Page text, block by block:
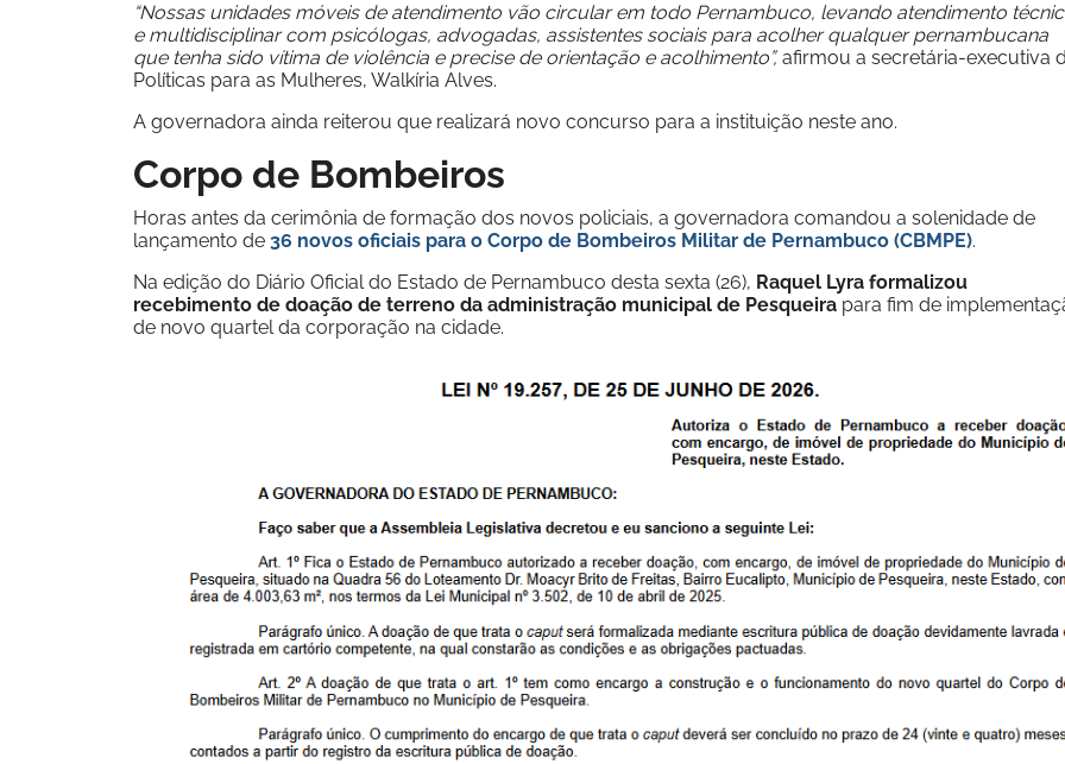
“Nossas unidades móveis de atendimento vão circular em todo Pernambuco, levando atendimento
e multidisciplinar com psicólogas, advogadas, assistentes sociais para acolher qualquer pernambucana
que tenha sido vítima de violência e precise de orientação e acolhimento”, afirmou a secretária-executiva
Políticas para as Mulheres, Walkíria Alves.
A governadora ainda reiterou que realizará novo concurso para a instituição neste ano.
Corpo de Bombeiros
Horas antes da cerimônia de formação dos novos policiais, a governadora comandou a solenidade de
lançamento de 36 novos oficiais para o Corpo de Bombeiros Militar de Pernambuco (CBMPE).
Na edição do Diário Oficial do Estado de Pernambuco desta sexta (26), Raquel Lyra formalizou
recebimento de doação de terreno da administração municipal de Pesqueira para fim de
de novo quartel da corporação na cidade.